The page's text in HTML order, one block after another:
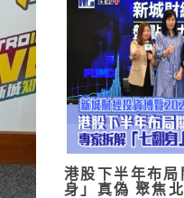
港股下半年布
身」真偽 聚焦